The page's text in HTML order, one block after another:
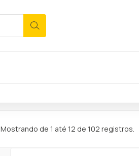
Mostrando de 1 até 12 de 102 registros.